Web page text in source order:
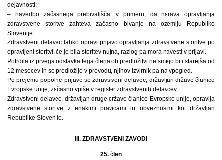
dejavnosti;
– navedbo začasnega prebivališča, v primeru, da narava opravljanja
zdravstvene storitve zahteva začasno bivanje na ozemlju Republike
Slovenije.
Zdravstveni delavec lahko opravi prijavo opravljanja zdravstvene storitve po
opravljeni storitvi, če je bila storitev nujna, razlog pa mora navesti v prijavi.
Potrdila iz prvega odstavka tega člena ob predložitvi ne smejo biti starejša od
12 mesecev in se predložijo v prevodu, njihov izvirnik pa na vpogled.
Po prejemu popolne prijave se zdravstveni delavec, državljan države članice
Evropske unije, začasno vpiše v register zdravstvenih delavcev.
Zdravstveni delavec, državljan druge države članice Evropske unije, opravlja
zdravstvene storitve z enakimi pravicami in obveznostmi kot državljan
Republike Slovenije.
III. ZDRAVSTVENI ZAVODI
25. člen